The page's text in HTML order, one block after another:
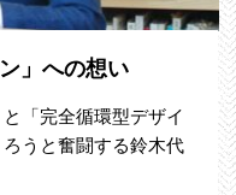
」への想い
「完全循環型デザイ
うと奮闘する鈴木代